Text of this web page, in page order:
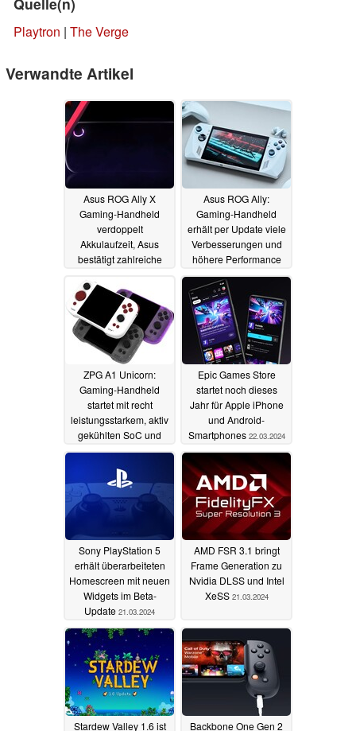
Playtron | The Verge
Verwandte Artikel
Asus ROG Ally X
Gaming-Handheld
verdoppelt
Akkulaufzeit, Asus
bestätigt zahlreiche
Asus ROG Ally:
Gaming-Handheld
erhält per Update viele
Verbesserungen und
höhere Performance
dank AFMF25.04.2024
ZPG A1 Unicorn:
Gaming-Handheld
startet mit recht
leistungsstarkem, aktiv
gekühlten SoC und
vielen
Eingabemöglichkeiten
02.04.2024
Epic Games Store
startet noch dieses
Jahr für Apple iPhone
und Android-
Smartphones 22.03.2024
Sony PlayStation 5
erhält überarbeiteten
Homescreen mit neuen
Widgets im Beta-
Update 21.03.2024
AMD FSR 3.1 bringt
Frame Generation zu
Nvidia DLSS und Intel
XeSS 21.03.2024
Stardew Valley 1.6 ist
Backbone One Gen 2